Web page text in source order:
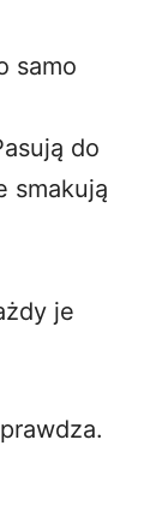
samo
do
smakują
je